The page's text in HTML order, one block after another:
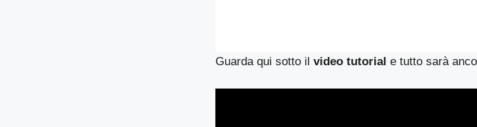
Guarda qui sotto ilvideo tutorial e tutto sarà